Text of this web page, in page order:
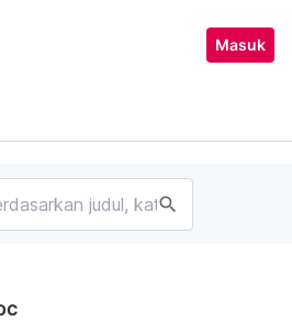
Masuk
search